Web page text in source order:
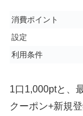
消費ポイント
設定
利用条件
1口1,000ptと、
クーポン+新規